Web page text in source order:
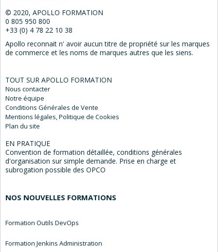
© 2020, APOLLO FORMATION
0 805 950 800
+33 (0) 4 78 22 10 38
Apollo reconnait n' avoir aucun titre de propriété sur les marques
de commerce et les noms de marques autres que les siens.
TOUT SUR APOLLO FORMATION
Nous contacter
Notre équipe
Conditions Générales de Vente
Mentions légales, Politique de Cookies
Plan du site
EN PRATIQUE
Convention de formation détaillée, conditions générales
d'organisation sur simple demande. Prise en charge et
subrogation possible des OPCO
NOS NOUVELLES FORMATIONS
Formation Outils DevOps
Formation Jenkins Administration